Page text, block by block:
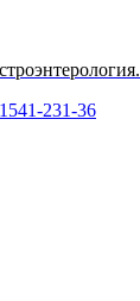
231-36